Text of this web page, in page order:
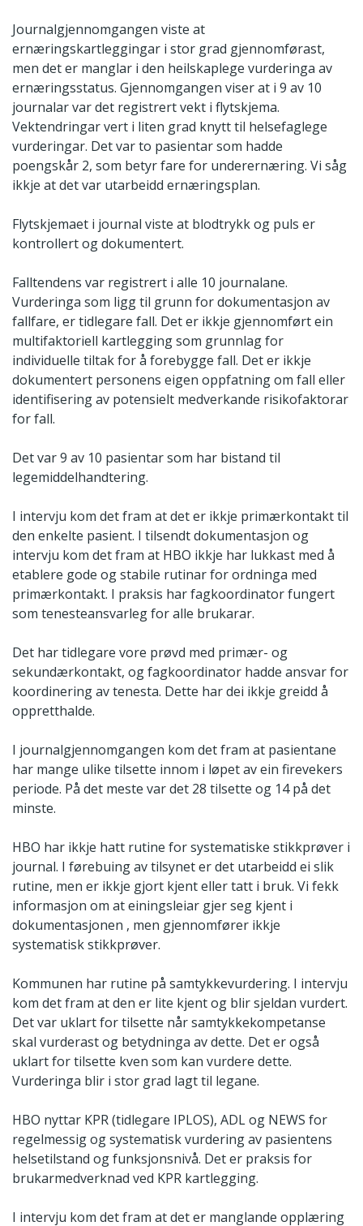
Journalgjennomgangen viste at
ernæringskartleggingar i stor grad gjennomførast,
men det er manglar i den heilskaplege vurderinga av
ernæringsstatus. Gjennomgangen viser at i 9 av 10
journalar var det registrert vekt i flytskjema.
Vektendringar vert i liten grad knytt til helsefaglege
vurderingar. Det var to pasientar som hadde
poengskår 2, som betyr fare for underernæring. Vi såg
ikkje at det var utarbeidd ernæringsplan.
Flytskjemaet i journal viste at blodtrykk og puls er
kontrollert og dokumentert.
Falltendens var registrert i alle 10 journalane.
Vurderinga som ligg til grunn for dokumentasjon av
fallfare, er tidlegare fall. Det er ikkje gjennomført ein
multifaktoriell kartlegging som grunnlag for
individuelle tiltak for å forebygge fall. Det er ikkje
dokumentert personens eigen oppfatning om fall eller
identifisering av potensielt medverkande risikofaktorar
for fall.
Det var 9 av 10 pasientar som har bistand til
legemiddelhandtering.
I intervju kom det fram at det er ikkje primærkontakt til
den enkelte pasient. I tilsendt dokumentasjon og
intervju kom det fram at HBO ikkje har lukkast med å
etablere gode og stabile rutinar for ordninga med
primærkontakt. I praksis har fagkoordinator fungert
som tenesteansvarleg for alle brukarar.
Det har tidlegare vore prøvd med primær- og
sekundærkontakt, og fagkoordinator hadde ansvar for
koordinering av tenesta. Dette har dei ikkje greidd å
oppretthalde.
I journalgjennomgangen kom det fram at pasientane
har mange ulike tilsette innom i løpet av ein firevekers
periode. På det meste var det 28 tilsette og 14 på det
minste.
HBO har ikkje hatt rutine for systematiske stikkprøver i
journal. I førebuing av tilsynet er det utarbeidd ei slik
rutine, men er ikkje gjort kjent eller tatt i bruk. Vi fekk
informasjon om at einingsleiar gjer seg kjent i
dokumentasjonen , men gjennomfører ikkje
systematisk stikkprøver.
Kommunen har rutine på samtykkevurdering. I intervju
kom det fram at den er lite kjent og blir sjeldan vurdert.
Det var uklart for tilsette når samtykkekompetanse
skal vurderast og betydninga av dette. Det er også
uklart for tilsette kven som kan vurdere dette.
Vurderinga blir i stor grad lagt til legane.
HBO nyttar KPR (tidlegare IPLOS), ADL og NEWS for
regelmessig og systematisk vurdering av pasientens
helsetilstand og funksjonsnivå. Det er praksis for
brukarmedverknad ved KPR kartlegging.
I intervju kom det fram at det er manglande opplæring